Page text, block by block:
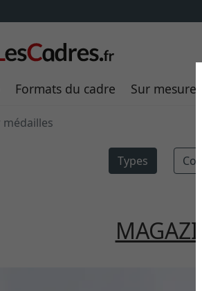
Formats du cadre Sur mesure
Types